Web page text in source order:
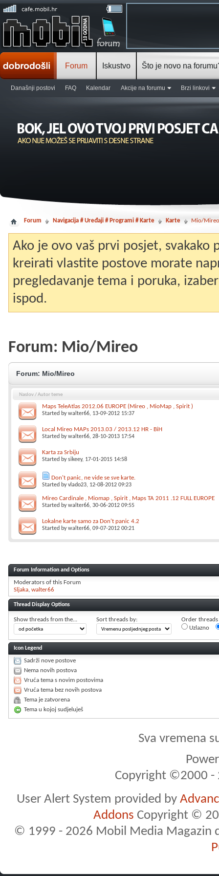
Forum
Današnji postovi FAQ Kalendar Akcije na forumu Brzi linkovi
Iskustvo Što je novo na
Forum Navigacija # Uređaji # Programi # Karte Karte Mio/Mireo
Ako je ovo vaš prvi posjet, svakako
kreirati vlastite postove morate
pregledavanje tema i poruka,
ispod.
Forum: Mio/Mireo
Forum: Mio/Mireo
Naslov/Autor teme
Maps TeleAtlas 2012.06 EUROPE (Mireo , MioMap , Spirit )
Started bywalter66, 13-09-2012 15:37
Local Mireo MAPs 2013.03 / 2013.12 HR - BiH
Started bywalter66, 28-10-2013 17:54
Karta za Srbiju
Started bysikeey, 17-01-2015 14:58
Don't panic, ne vide se sve karte.
Started byvlado23, 12-08-2012 09:23
Mireo Cardinale , Miomap , Spirit , Maps TA 2011 .12 FULL EUROPE
Started bywalter66, 30-06-2012 09:55
Lokalne karte samo za Don't panic 4.2
Started bywalter66, 09-07-2012 00:21
Forum Information and Options
Moderators of this Forum
Sljaka walter66
Thread Display Options
Show threads from the... Sort threads by:
Order threads
Uzlazno
Icon Legend
Sadrži nove postove
Nema novih postova
Vruća tema s novim postovima
Vruća tema bez novih postova
Tema je zatvorena
Tema u kojoj sudjeluješ
Sva vremena
Copyright ©2000 -
User Alert System provided by
Addons Copyright ©
© 1999 - 2026 Mobil Media Magazin